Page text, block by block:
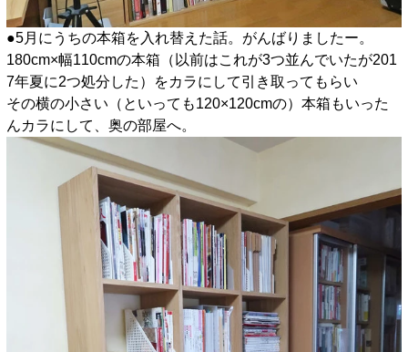
●5月にうちの本箱を入れ替えた話。がんばりましたー。
180cm×幅110cmの本箱（以前はこれが3つ並んでいたが201
7年夏に2つ処分した）をカラにして引き取ってもらい
その横の小さい（といっても120×120cmの）本箱もいった
んカラにして、奥の部屋へ。